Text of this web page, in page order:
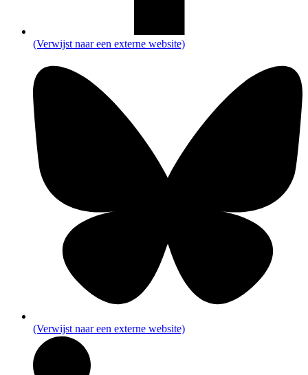
(Verwijst naar een externe website)
(Verwijst naar een externe website)